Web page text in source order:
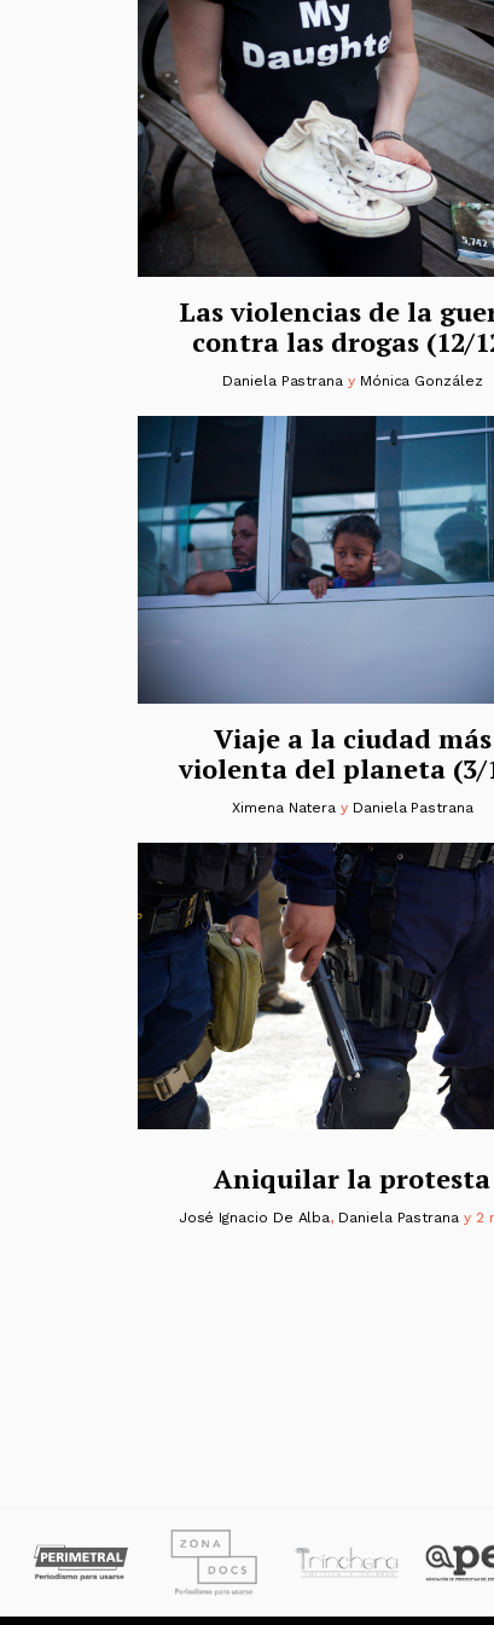
Las violencias de la
contra las drogas (12/
Daniela Pastrana y Mónica González
Viaje a la ciudad más
violenta del planeta (3/
Ximena Natera y Daniela Pastrana
Aniquilar la protesta
José Ignacio De Alba, Daniela Pastranay 2